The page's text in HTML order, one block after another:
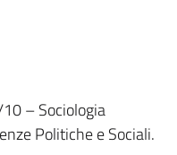
– Sociologia
Politiche e Sociali.